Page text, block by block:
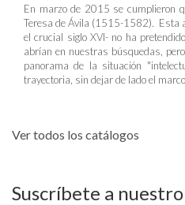
En marzo de 2015 se cumplieron
Teresa de Ávila (1515-1582). Esta
el crucial siglo XVI- no ha
abrían en nuestras búsquedas,
panorama de la situación
trayectoria, sin dejar de lado el
Ver todos los catálogos
Suscríbete a